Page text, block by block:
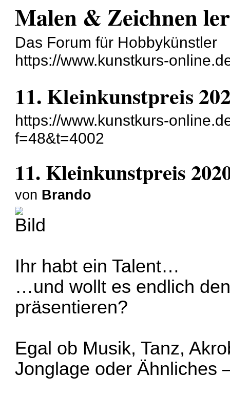
Malen & Zeichnen
Das Forum für Hobbykünstler
https://www.kunstkurs-
11. Kleinkunstpreis
https://www.kunstkurs-
f=48&t=4002
11. Kleinkunstpreis
von Brando
Ihr habt ein Talent…
…und wollt es endlich
präsentieren?
Egal ob Musik, Tanz,
Jonglage oder Ähnliches